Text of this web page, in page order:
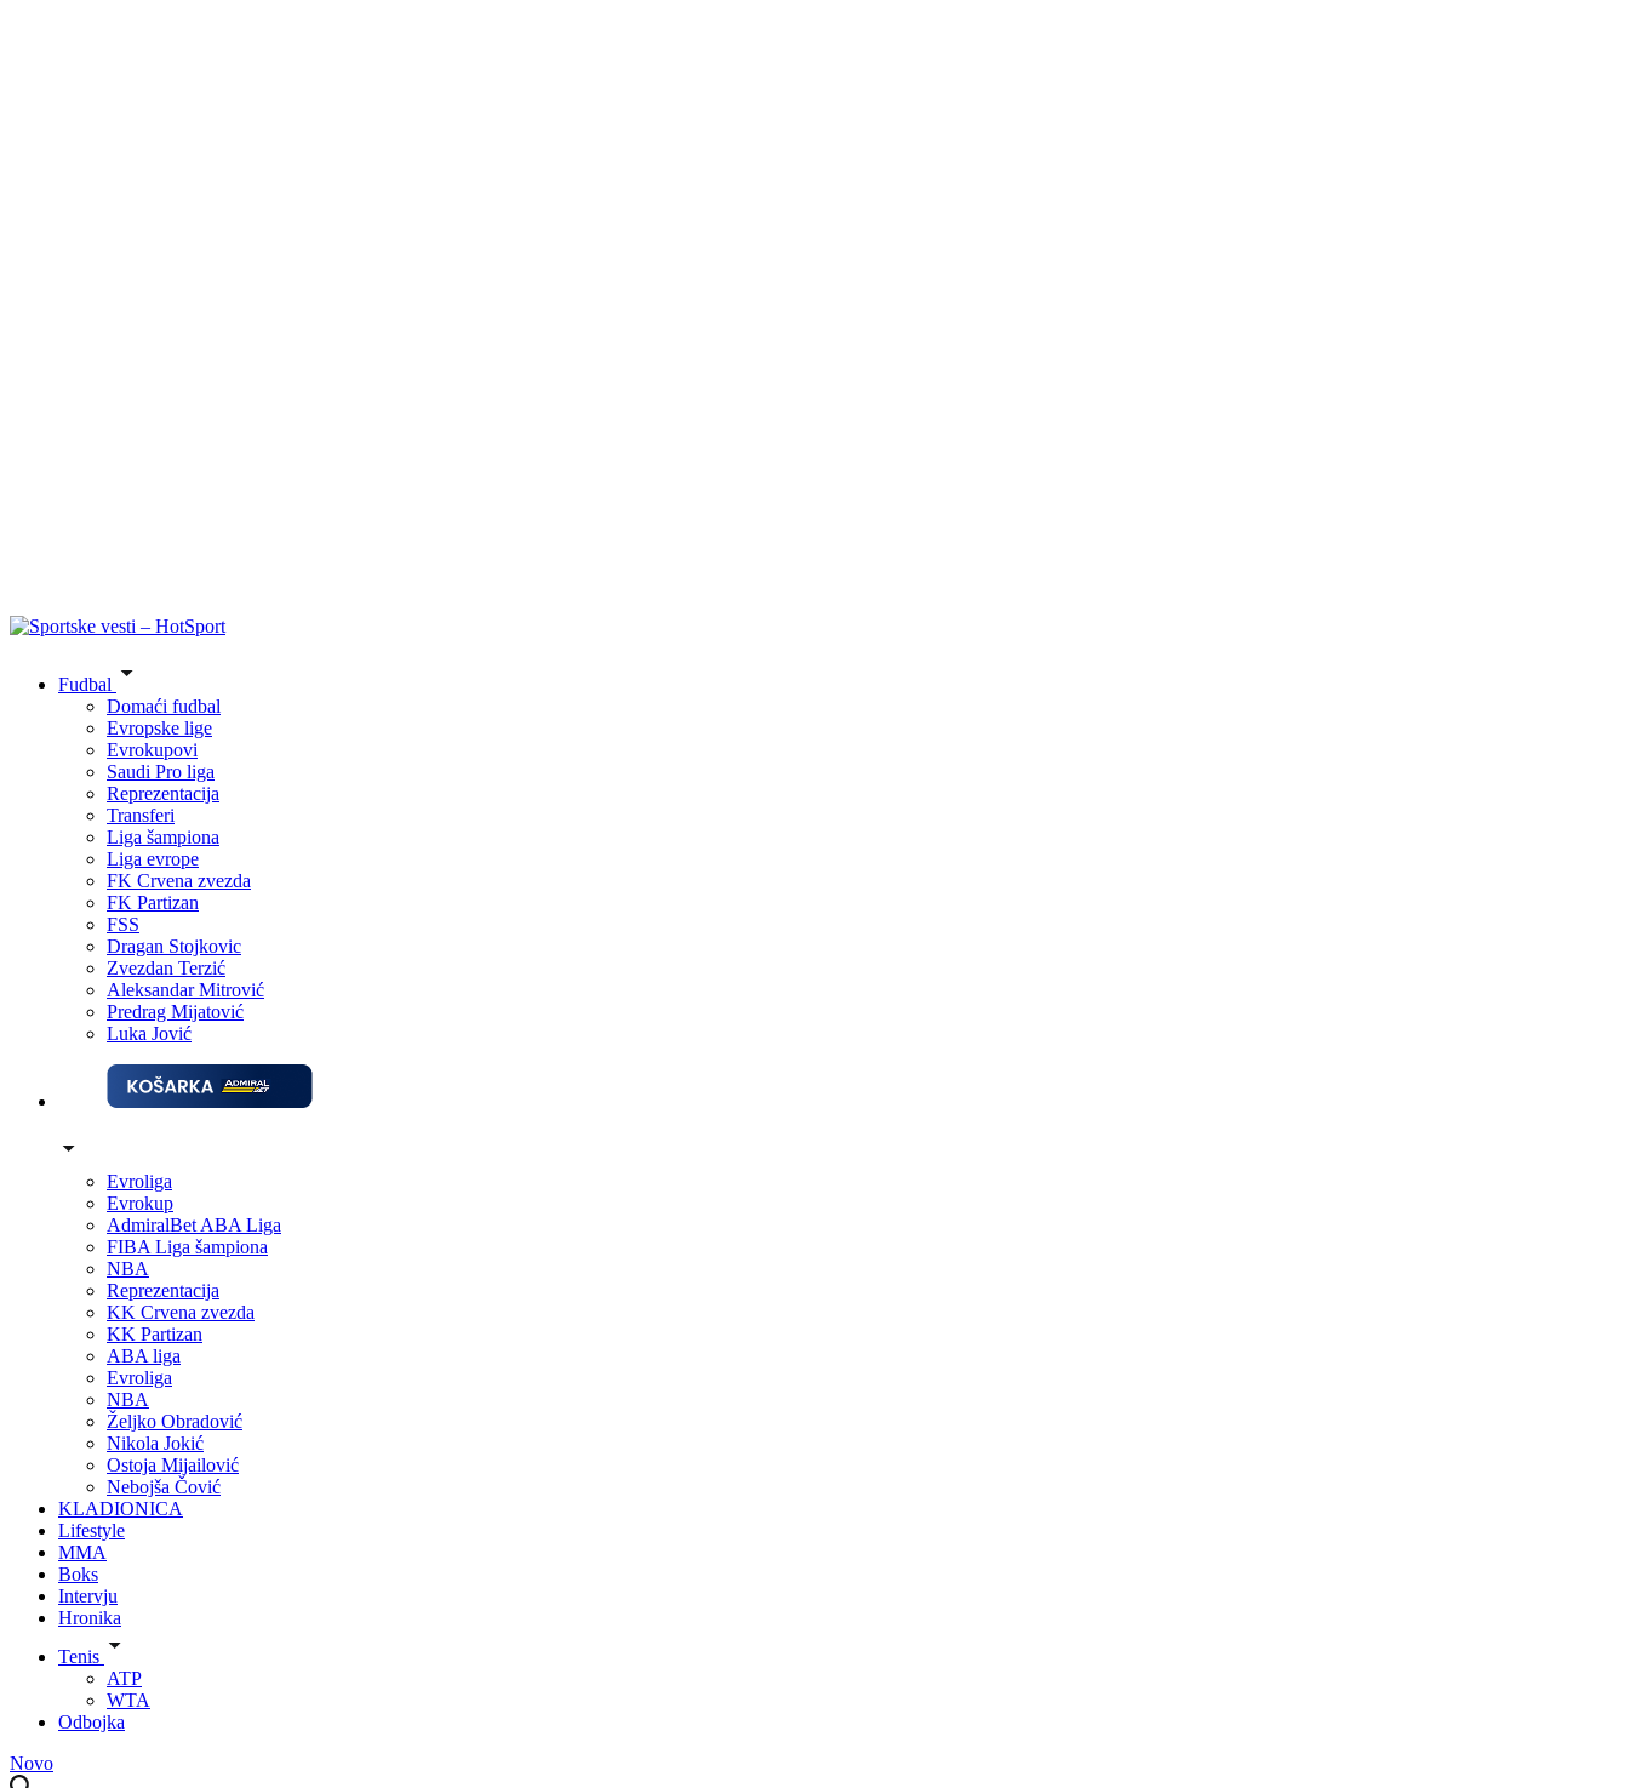
Fudbal
Domaći fudbal
Evropske lige
Evrokupovi
Saudi Pro liga
Reprezentacija
Transferi
Liga šampiona
Liga evrope
FK Crvena zvezda
FK Partizan
FSS
Dragan Stojkovic
Zvezdan Terzić
Aleksandar Mitrović
Predrag Mijatović
Luka Jović
Evroliga
Evrokup
AdmiralBet ABA Liga
FIBA Liga šampiona
NBA
Reprezentacija
KK Crvena zvezda
KK Partizan
ABA liga
Evroliga
NBA
Željko Obradović
Nikola Jokić
Ostoja Mijailović
Nebojša Čović
KLADIONICA
Lifestyle
MMA
Boks
Intervju
Hronika
Tenis
ATP
WTA
Odbojka
Novo